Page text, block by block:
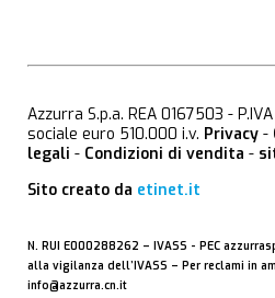
Azzurra S.p.a. REA 0167503 -
sociale euro 510.000 i.v. Privacy -
legali - Condizioni di vendita -
Sito creato da etinet.it
N. RUI E000288262 – IVASS - PEC
alla vigilanza dell’IVASS – Per reclami in
info@azzurra.cn.it